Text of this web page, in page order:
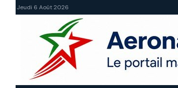
Jeudi 6 Août 2026